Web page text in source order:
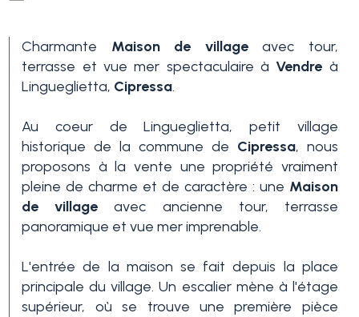
Charmante Maison de villageavec tour,
terrasse et vue mer spectaculaire à Vendre à
Lingueglietta, Cipressa.
Au coeur de Lingueglietta, petit village
historique de la commune de Cipressa, nous
proposons à la vente une propriété vraiment
pleine de charme et de caractère : une Maison
de village avec ancienne tour, terrasse
panoramique et vue mer imprenable.
L'entrée de la maison se fait depuis la place
principale du village. Un escalier mène à l'étage
supérieur, où se trouve une première pièce
Chambres
min.
1